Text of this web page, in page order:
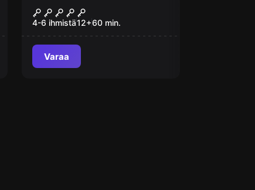
Dillingerin kongi
4-6 ihmistä12+60 min.
Varaa